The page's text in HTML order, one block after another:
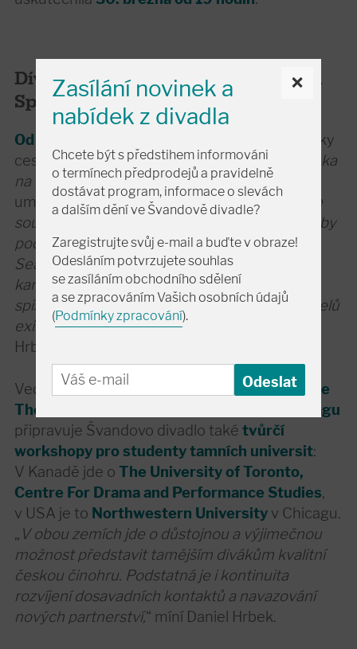
Dívenka na trampolíně v Kanadě a
Spojených státech
Od 15. do 25. září
čeká smíchovské divadelníky
cesta doToronta a Chicagas inscenací
Dívenka
na trampolíněv režii Martina Františáka,
uměleckého šéfa Švanďáku. „Hostování bude
součástí širší prezentace české autorské tvorby
pod názvem Josef Škvorecký: The Swell
Season/Prima sezóna. Americkému a
kanadskému publiku přiblíží život a dílo
spisovatelů a manželů Škvoreckých, zakladatelů
exilového nakladatelství 68´ Publishers,
Hrbek.
Vedle divadelních představení v
Maja Prentice
Theatre v Torontu a Chopin Theatre v Chicagu
připravuje Švandovo divadlo takétvůrčí
workshopy pro studenty tamních universit:
V Kanadě jde oThe University of Toronto,
Centre For Drama and Performance Studies,
v USA je to Northwestern University v Chicagu.
„ V obou zemích jde o důstojnou a výjimečnou
možnost představit tamějším divákům kvalitní
českou činohru. Podstatná je i kontinuita
rozvíjení dosavadních kontaktů a navazování
nových partnerství,“ míní Daniel Hrbek.
×
Zasílání novinek a
nabídek z divadla
Chcete být s předstihem informováni
o termínech předprodejů a pravidelně
dostávat program, informace o slevách
a dalším dění ve Švandově divadle?
Zaregistrujte svůj e-mail a buďte v obraze!
Odesláním potvrzujete souhlas
se zasíláním obchodního sdělení
a se zpracováním Vašich osobních údajů
(Podmínky zpracování).